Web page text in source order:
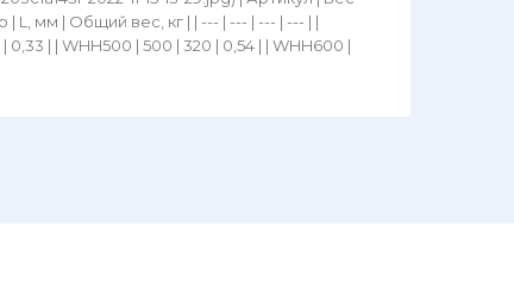
| L, мм | Общий вес, кг | | --- | --- | --- | --- | |
0,33 | | WHH500 | 500 | 320 | 0,54 | | WHH600 |